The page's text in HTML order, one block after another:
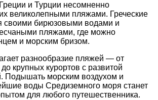
и Турции несомненно
великолепными пляжами. Греческие
своими бирюзовыми водами и
пляжами, где можно
и морским бризом.
разнообразие пляжей — от
крупных курортов с развитой
Подышать морским воздухом и
воды Средиземного моря станет
для любого путешественника.